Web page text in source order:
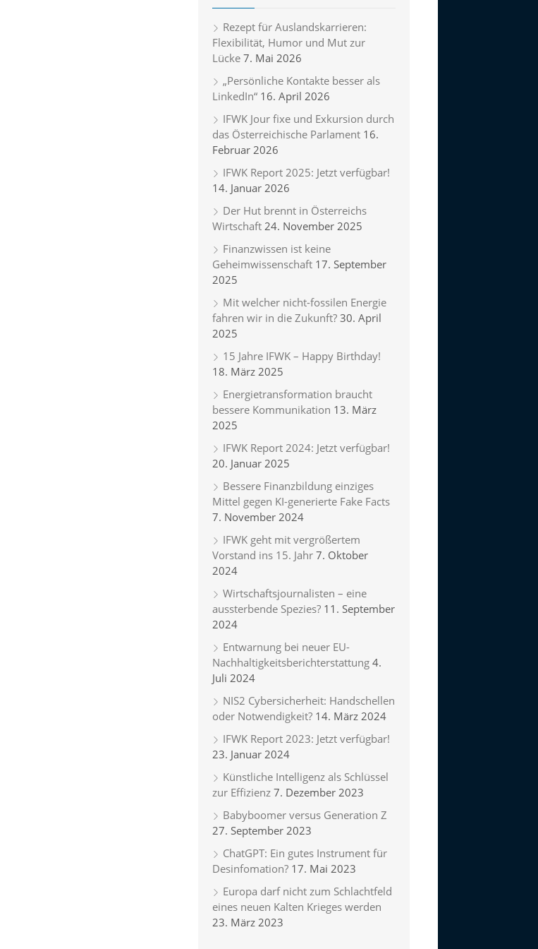
Rezept für Auslandskarrieren:
Flexibilität, Humor und Mut zur
Lücke 7. Mai 2026
„Persönliche Kontakte besser als
LinkedIn“ 16. April 2026
IFWK Jour fixe und Exkursion durch
das Österreichische Parlament 16.
Februar 2026
IFWK Report 2025: Jetzt verfügbar!
14. Januar 2026
Der Hut brennt in Österreichs
Wirtschaft 24. November 2025
Finanzwissen ist keine
Geheimwissenschaft 17. September
2025
Mit welcher nicht-fossilen Energie
fahren wir in die Zukunft? 30. April
2025
15 Jahre IFWK – Happy Birthday!
18. März 2025
Energietransformation braucht
bessere Kommunikation 13. März
2025
IFWK Report 2024: Jetzt verfügbar!
20. Januar 2025
Bessere Finanzbildung einziges
Mittel gegen KI-generierte Fake Facts
7. November 2024
IFWK geht mit vergrößertem
Vorstand ins 15. Jahr 7. Oktober
2024
Wirtschaftsjournalisten – eine
aussterbende Spezies? 11. September
2024
Entwarnung bei neuer EU-
Nachhaltigkeitsberichterstattung 4.
Juli 2024
NIS2 Cybersicherheit: Handschellen
oder Notwendigkeit? 14. März 2024
IFWK Report 2023: Jetzt verfügbar!
23. Januar 2024
Künstliche Intelligenz als Schlüssel
zur Effizienz 7. Dezember 2023
Babyboomer versus Generation Z
27. September 2023
ChatGPT: Ein gutes Instrument für
Desinfomation? 17. Mai 2023
Europa darf nicht zum Schlachtfeld
eines neuen Kalten Krieges werden
23. März 2023